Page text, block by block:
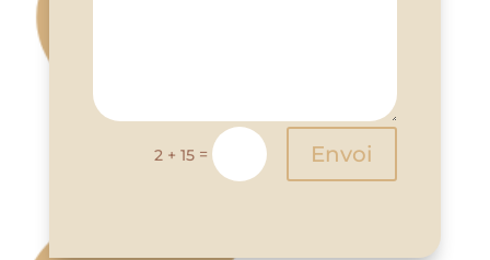
2 + 15 = Envoi